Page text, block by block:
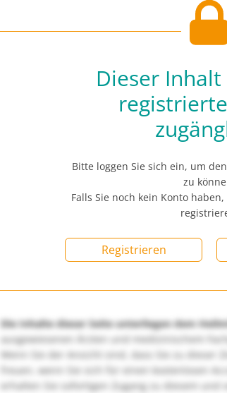
Dieser
Bitte loggen Sie sich ein, um
zu
Falls Sie noch kein Konto
Registrieren
Die Inhalte dieser Seite unterliegen dem
ausgewiesenen Ärzten und medizinischem
Wenn Sie der Ansicht sind, dass Sie zu
freuen, wenn Sie sich für einen kostenlosen
erhalten Sie sofortigen Zugang zu diesem